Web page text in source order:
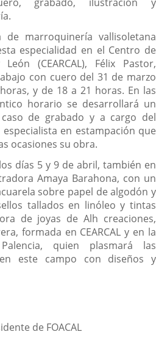
marroquinería vallisoletana
especialidad en el Centro de
(CEARCAL), Félix Pastor,
con cuero del 31 de marzo
y de 18 a 21 horas. En las
horario se desarrollará un
de grabado y a cargo del
especialista en estampación que
ocasiones su obra.
días 5 y 9 de abril, también en
Amaya Barahona, con un
sobre papel de algodón y
tallados en linóleo y tintas
de joyas de Alh creaciones,
formada en CEARCAL y en la
quien plasmará las
este campo con diseños y
de FOACAL